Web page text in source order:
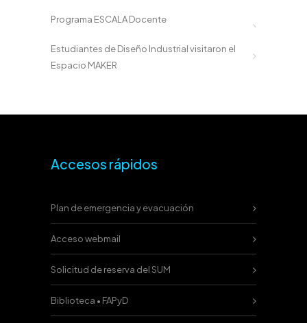
Programa ESCALA Docente
Estudiantes de Diseño Industrial visitaron el
Espacio MAKER
Accesos rápidos
Plan de emergencia y evacuación
Acceso webmail
Solicitud de reserva del SUM
Biblioteca • FAPyD